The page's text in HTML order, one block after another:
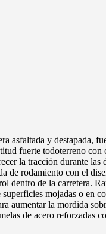
y destapada,
fuerte todoterreno
la tracción durante
rodamiento con el
de la carretera.
mojadas o en
aumentar la mordida
de acero reforzadas